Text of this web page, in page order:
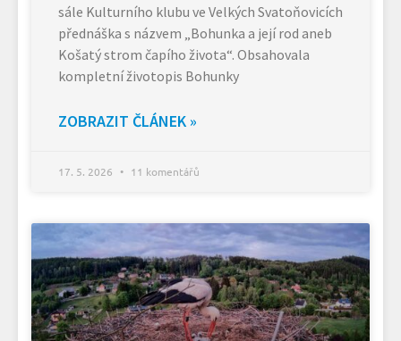
sále Kulturního klubu ve Velkých Svatoňovicích
přednáška s názvem „Bohunka a její rod aneb
Košatý strom čapího života“. Obsahovala
kompletní životopis Bohunky
ZOBRAZIT ČLÁNEK »
17. 5. 2026 11 komentářů